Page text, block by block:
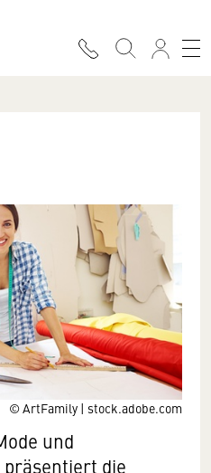
© ArtFamily | stock.adobe.com
und
die